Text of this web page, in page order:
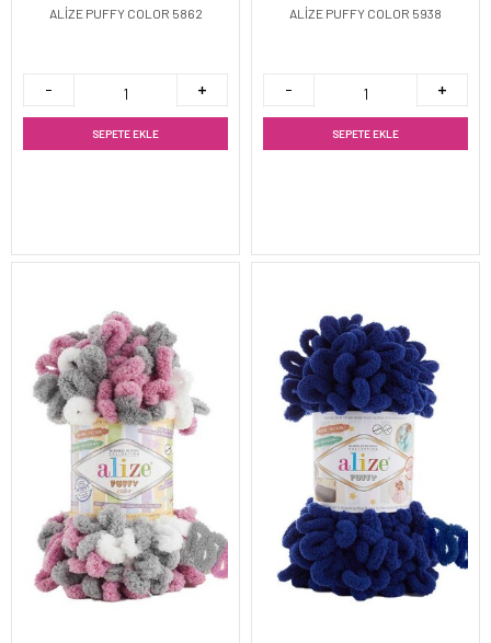
ALİZE PUFFY COLOR 5862
SEPETE EKLE
ALİZE PUFFY COLOR 5938
SEPETE EKLE